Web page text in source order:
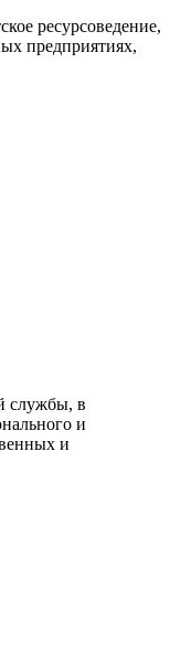
ресурсоведение,
предприятиях,
службы, в
и
и